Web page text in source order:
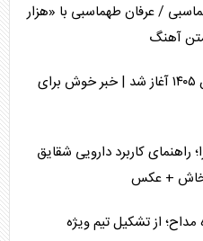
برابر محاصره»
/ عرفان طهماسبی با «هزار
آهنگ
واریز مابه‌التفاوت حقوق فروردین ۱۴۰۵ آغاز شد | خبر خوش برای
کاربرد دارویی شقایق
+ عکس
از تشکیل تیم ویژه